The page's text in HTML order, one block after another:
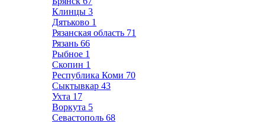
Клинцы 3
Дятьково 1
Рязанская область 71
Рязань 66
Рыбное 1
Скопин 1
Республика Коми 70
Сыктывкар 43
Ухта 17
Воркута 5
Севастополь 68